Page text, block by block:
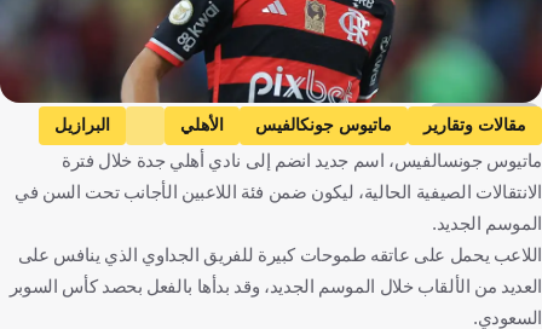
Getty Images
مقالات وتقارير ماتيوس جونكالفيس الأهلي
البرازيل
المملكة العربية السعودية
كرة قدم
ماتيوس جونسالفيس، اسم جديد انضم إلى نادي أهلي جدة خلال فترة
الانتقالات الصيفية الحالية، ليكون ضمن فئة اللاعبين الأجانب تحت السن في
الموسم الجديد.
اللاعب يحمل على عاتقه طموحات كبيرة للفريق الجداوي الذي ينافس على
العديد من الألقاب خلال الموسم الجديد، وقد بدأها بالفعل بحصد كأس السوبر
السعودي.